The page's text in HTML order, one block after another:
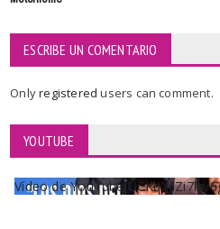
ESCRIBE UN COMENTARIO
Onlyregisteredusers can comment.
YOUTUBE
Vídeo de YouTube